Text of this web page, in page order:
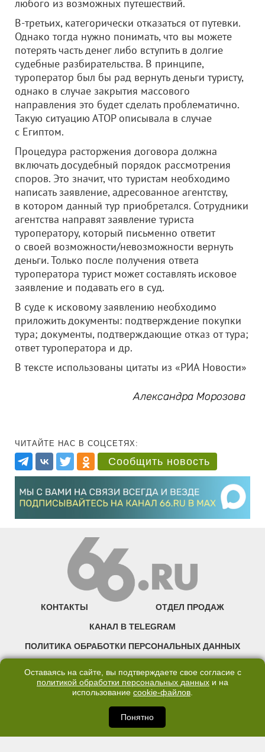
любого из возможных путешествий.
В-третьих, категорически отказаться от путевки.
Однако тогда нужно понимать, что вы можете
потерять часть денег либо вступить в долгие
судебные разбирательства. В принципе,
туроператор был бы рад вернуть деньги туристу,
однако в случае закрытия массового
направления это будет сделать проблематично.
Такую ситуацию АТОР описывала в случае
с Египтом.
Процедура расторжения договора должна
включать досудебный порядок рассмотрения
споров. Это значит, что туристам необходимо
написать заявление, адресованное агентству,
в котором данный тур приобретался. Сотрудники
агентства направят заявление туриста
туроператору, который письменно ответит
о своей возможности/невозможности вернуть
деньги. Только после получения ответа
туроператора турист может составлять исковое
заявление и подавать его в суд.
В суде к исковому заявлению необходимо
приложить документы: подтверждение покупки
тура; документы, подтверждающие отказ от тура;
ответ туроператора и др.
В тексте использованы цитаты из «РИА Новости»
Александра Морозова
ЧИТАЙТЕ НАС В СОЦСЕТЯХ:
Сообщить новость
КОНТАКТЫ ОТДЕЛ ПРОДАЖ
КАНАЛ В TELEGRAM
ПОЛИТИКА ОБРАБОТКИ ПЕРСОНАЛЬНЫХ ДАННЫХ
©2007—2025 66.RU. Воспроизведение, сообщение, доведение до всеобщего
правообладателя запрещено. Сетевое издание «Современный портал
Екатеринбурга — «66.ru» (18+) зарегистрировано Федеральной службой по
надзору в сфере связи, информационных технологий и массовых коммуникаций
(Роскомнадзор). Регистрационный номер ЭЛ № ФС 77 - 76634 от 02.09.2019
Оставаясь на сайте, вы подтверждаете свое согласие с
политикой обработки персональных данных и на
использование cookie-файлов.
Понятно